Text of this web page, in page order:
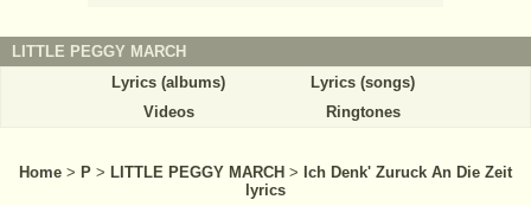
LITTLE PEGGY MARCH
Lyrics (albums)
Lyrics (songs)
Videos
Ringtones
Home > P > LITTLE PEGGY MARCH > Ich Denk' Zuruck An Die Zeit
lyrics